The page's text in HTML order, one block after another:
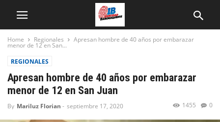
Home Regionales Apresan hombre de 40 años por embarazar
menor de 12 en San...
REGIONALES
Apresan hombre de 40 años por embarazar
menor de 12 en San Juan
By Mariluz Florian - septiembre 17, 2020 0
1455